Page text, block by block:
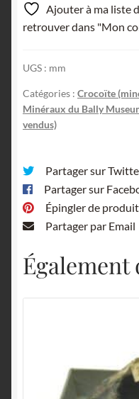
Ajouter à ma liste
retrouver dans "Mon
UGS : mm
Catégories : Crocoïte
Minéraux du Bally
vendus)
Partager sur
Partager sur
Épingler de produit
Partager par Email